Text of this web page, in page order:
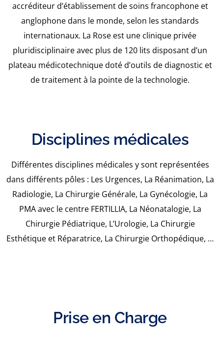
accréditeur d’établissement de soins francophone et
anglophone dans le monde, selon les standards
internationaux. La Rose est une clinique privée
pluridisciplinaire avec plus de 120 lits disposant d’un
plateau médicotechnique doté d’outils de diagnostic et
de traitement à la pointe de la technologie.
Disciplines médicales
Différentes disciplines médicales y sont représentées
dans différents pôles : Les Urgences, La Réanimation, La
Radiologie, La Chirurgie Générale, La Gynécologie, La
PMA avec le centre FERTILLIA, La Néonatalogie, La
Chirurgie Pédiatrique, L’Urologie, La Chirurgie
Esthétique et Réparatrice, La Chirurgie Orthopédique, …
Prise en Charge